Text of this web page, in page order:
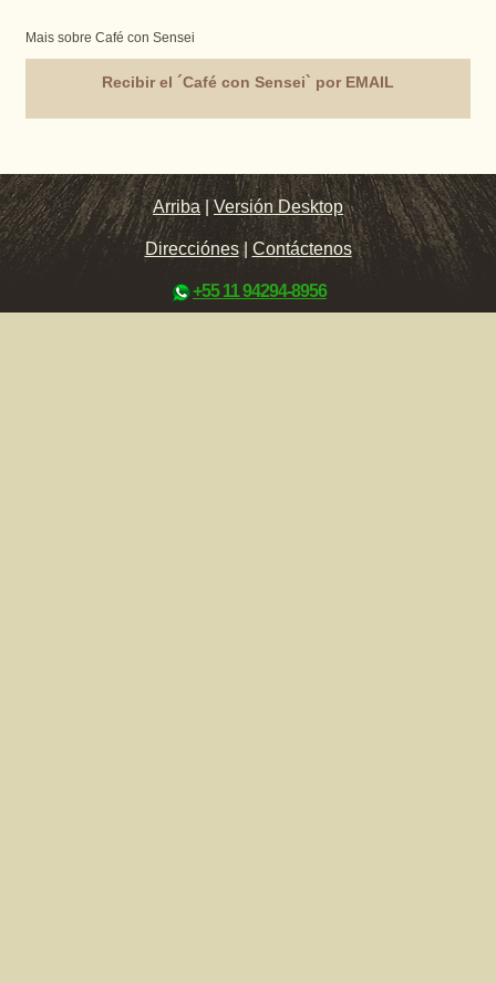
Mais sobre Café con Sensei
Recibir el ´Café con Sensei` por EMAIL
Arriba |Versión Desktop
Direcciónes| Contáctenos
+55 11 94294-8956